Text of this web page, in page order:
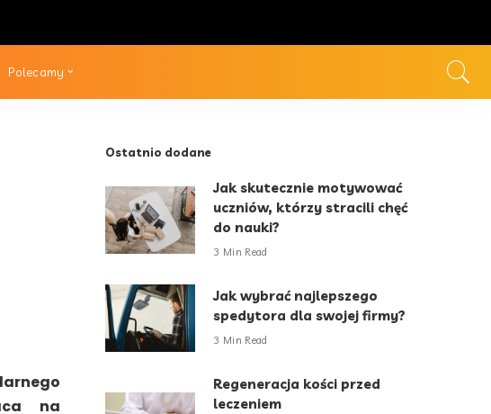
Polecamy
na
Ostatnio dodane
Jak skutecznie motywować
uczniów, którzy stracili chęć
do nauki?
3 Min Read
Jak wybrać najlepszego
spedytora dla swojej firmy?
3 Min Read
Regeneracja kości przed
leczeniem